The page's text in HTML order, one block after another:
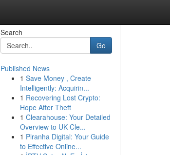
Search
Go
Published News
1 Save Money , Create
Intelligently: Acquirin...
1 Recovering Lost Crypto:
Hope After Theft
1 Clearahouse: Your Detailed
Overview to UK Cle...
1 Piranha Digital: Your Guide
to Effective Online...